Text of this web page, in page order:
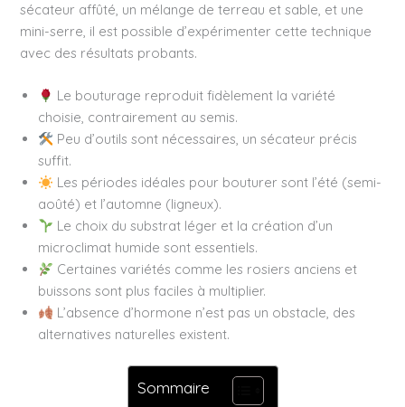
sécateur affûté, un mélange de terreau et sable, et une
mini-serre, il est possible d’expérimenter cette technique
avec des résultats probants.
Le bouturage reproduit fidèlement la variété
choisie, contrairement au semis.
Peu d’outils sont nécessaires, un sécateur précis
suffit.
Les périodes idéales pour bouturer sont l’été (semi-
aoûté) et l’automne (ligneux).
Le choix du substrat léger et la création d’un
microclimat humide sont essentiels.
Certaines variétés comme les rosiers anciens et
buissons sont plus faciles à multiplier.
L’absence d’hormone n’est pas un obstacle, des
alternatives naturelles existent.
Sommaire